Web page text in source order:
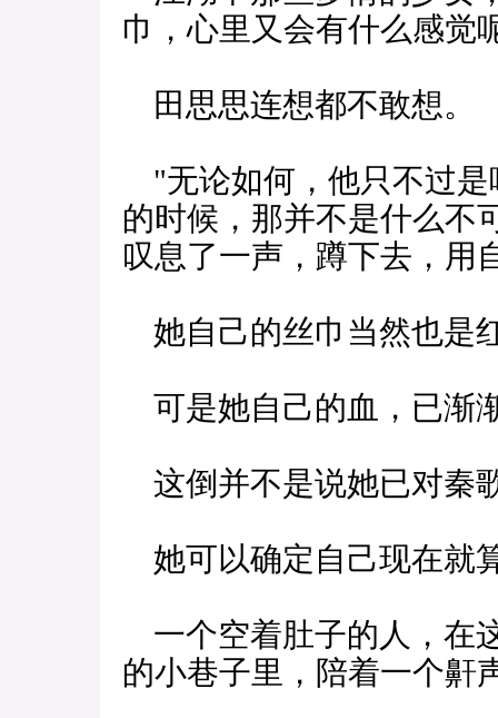
巾，心里又会有什么感觉
田思思连想都不敢想。
"无论如何，他只不过是
的时候，那并不是什么不
叹息了一声，蹲下去，用
她自己的丝巾当然也是
可是她自己的血，已渐
这倒并不是说她已对秦
她可以确定自己现在就
一个空着肚子的人，在
的小巷子里，陪着一个鼾